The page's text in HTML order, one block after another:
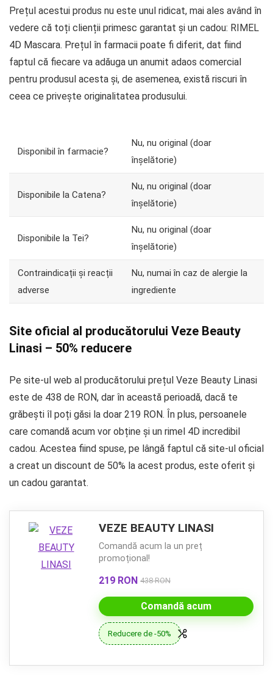
Prețul acestui produs nu este unul ridicat, mai ales având în
vedere că toți clienții primesc garantat și un cadou: RIMEL
4D Mascara. Prețul în farmacii poate fi diferit, dat fiind
faptul că fiecare va adăuga un anumit adaos comercial
pentru produsul acesta și, de asemenea, există riscuri în
ceea ce privește originalitatea produsului.
Disponibil în farmacie?
Nu, nu original (doar
înșelătorie)
Disponibile la Catena?
Nu, nu original (doar
înșelătorie)
Disponibile la Tei?
Nu, nu original (doar
înșelătorie)
Contraindicații și reacții
adverse
Nu, numai în caz de alergie la
ingrediente
Site oficial al producătorului Veze Beauty
Linasi – 50% reducere
Pe site-ul web al producătorului prețul Veze Beauty Linasi
este de 438 de RON, dar în această perioadă, dacă te
grăbești îl poți găsi la doar 219 RON. În plus, persoanele
care comandă acum vor obține și un rimel 4D incredibil
cadou. Acestea fiind spuse, pe lângă faptul că site-ul oficial
a creat un discount de 50% la acest produs, este oferit și
un cadou garantat.
VEZE BEAUTY LINASI
Comandă acum la un preț
promoțional!
219 RON 438 RON
Comandă acum
Reducere de -50%